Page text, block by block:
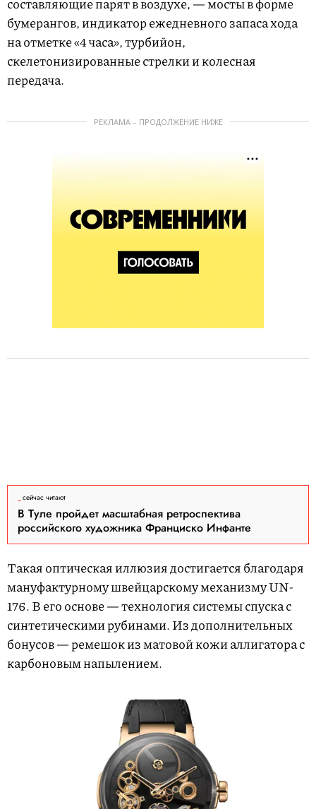
составляющие парят в воздухе, — мосты в форме
бумерангов, индикатор ежедневного запаса хода
на отметке «4 часа», турбийон,
скелетонизированные стрелки и колесная
передача.
РЕКЛАМА – ПРОДОЛЖЕНИЕ НИЖЕ
сейчас читают
В Туле пройдет масштабная ретроспектива
российского художника Франциско Инфанте
Такая оптическая иллюзия достигается благодаря
мануфактурному швейцарскому механизму UN-
176. В его основе — технология системы спуска с
синтетическими рубинами. Из дополнительных
бонусов — ремешок из матовой кожи аллигатора с
карбоновым напылением.